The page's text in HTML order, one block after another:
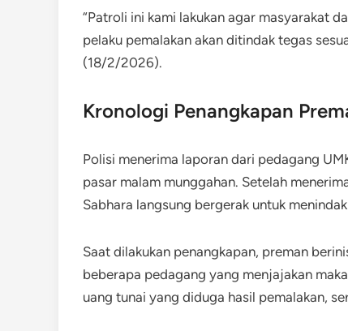
“Patroli ini kami lakukan agar masyarakat
pelaku pemalakan akan ditindak tegas
(18/2/2026).
Kronologi Penangkapan
Polisi menerima laporan dari pedagang
pasar malam munggahan. Setelah
Sabhara langsung bergerak untuk
Saat dilakukan penangkapan, preman
beberapa pedagang yang menjajakan
uang tunai yang diduga hasil pemalakan,